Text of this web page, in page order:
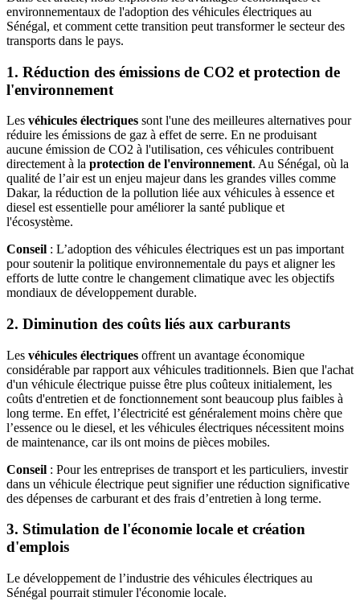
environnementaux de l'adoption des véhicules électriques au
Sénégal, et comment cette transition peut transformer le secteur des
transports dans le pays.
1. Réduction des émissions de CO2 et protection de
l'environnement
Les véhicules électriques sont l'une des meilleures alternatives pour
réduire les émissions de gaz à effet de serre. En ne produisant
aucune émission de CO2 à l'utilisation, ces véhicules contribuent
directement à la protection de l'environnement. Au Sénégal, où la
qualité de l’air est un enjeu majeur dans les grandes villes comme
Dakar, la réduction de la pollution liée aux véhicules à essence et
diesel est essentielle pour améliorer la santé publique et
l'écosystème.
Conseil : L’adoption des véhicules électriques est un pas important
pour soutenir la politique environnementale du pays et aligner les
efforts de lutte contre le changement climatique avec les objectifs
mondiaux de développement durable.
2. Diminution des coûts liés aux carburants
Les véhicules électriques offrent un avantage économique
considérable par rapport aux véhicules traditionnels. Bien que l'achat
d'un véhicule électrique puisse être plus coûteux initialement, les
coûts d'entretien et de fonctionnement sont beaucoup plus faibles à
long terme. En effet, l’électricité est généralement moins chère que
l’essence ou le diesel, et les véhicules électriques nécessitent moins
de maintenance, car ils ont moins de pièces mobiles.
Conseil : Pour les entreprises de transport et les particuliers, investir
dans un véhicule électrique peut signifier une réduction significative
des dépenses de carburant et des frais d’entretien à long terme.
3. Stimulation de l'économie locale et création
d'emplois
Le développement de l’industrie des véhicules électriques au
Sénégal pourrait stimuler l'économie locale.